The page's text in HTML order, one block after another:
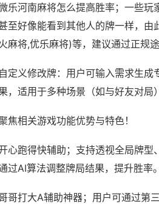
乐河南麻将怎么提高胜率；一些玩
至好像能看到其他人的牌一样，
麻将,优乐麻将)等，建议通过正规
自定义修改牌：用户可输入需求生成
，适用于多种场景（如与好友对局
焦相关游戏功能优势与特色！
心跑得快辅助；支持透视全局牌型
过AI算法调整牌局结果，提升胜率。
哥打大A辅助神器；用户可通过第